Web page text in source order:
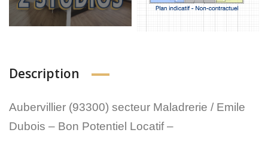
Description
Aubervillier (93300) secteur Maladrerie / Emile
Dubois – Bon Potentiel Locatif –